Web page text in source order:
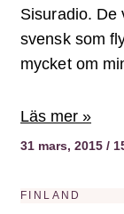
Sisuradio. De
svensk som
mycket om
Läs mer »
31 mars, 2015
FINLAND